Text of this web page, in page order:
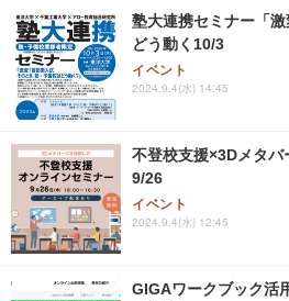
塾大連携セミナー「
どう動く10/3
イベント
2024.9.4(水) 14:45
不登校支援×3Dメタ
9/26
イベント
2024.9.4(水) 12:45
GIGAワークブック活